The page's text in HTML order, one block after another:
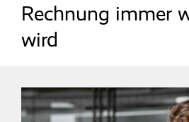
ON PREMISE (LN UI)
Personal­management
Rechnung immer
wird